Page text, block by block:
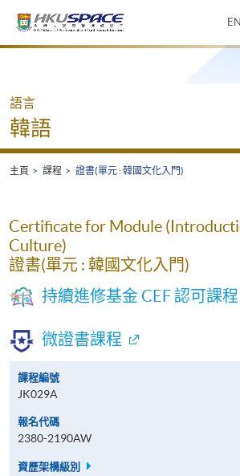
Main
語言
韓語
主頁 課程 證書(單元 : 韓國文化入門)
Certificate for Module
Culture)
證書(單元 : 韓國文化入門)
持續進修基金 CEF 認可課程
微證書課程
課程編號
JK029A
報名代碼
2380-2190AW
資歷架構級別